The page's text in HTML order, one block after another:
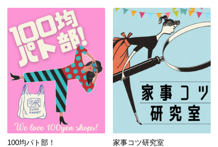
100均パト部！ 家事コツ研究室